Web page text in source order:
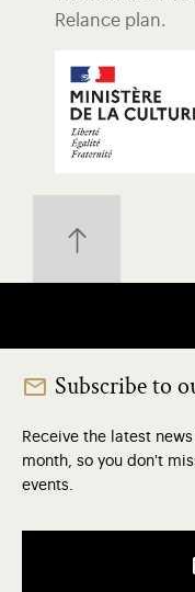
Relance plan.
Subscribe to
Receive the latest
month, so you don't
events.